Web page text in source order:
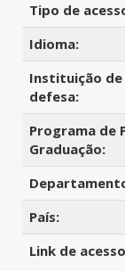
Tipo de
Idioma:
Instituição de
defesa:
Programa de
Graduação:
País:
Link de